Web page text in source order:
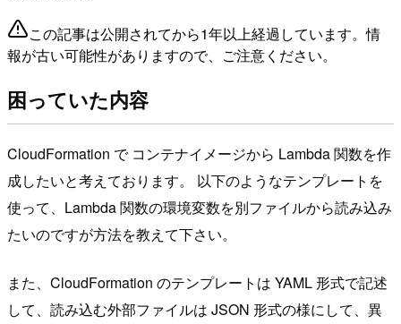
この記事は公開されてから1年以上経過しています。情
報が古い可能性がありますので、ご注意ください。
困っていた内容
CloudFormation で コンテナイメージから Lambda 関数を作
成したいと考えております。 以下のようなテンプレートを
使って、Lambda 関数の環境変数を別ファイルから読み込み
たいのですが方法を教えて下さい。
また、CloudFormation のテンプレートは YAML 形式で記述
して、読み込む外部ファイルは JSON 形式の様にして、異